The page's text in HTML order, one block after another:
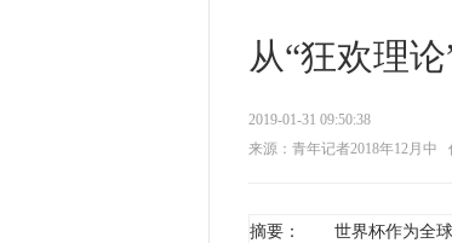
从“狂欢理
2019-01-31 09:50:38
来源：青年记者2018年12月中
摘要： 世界杯作为全球